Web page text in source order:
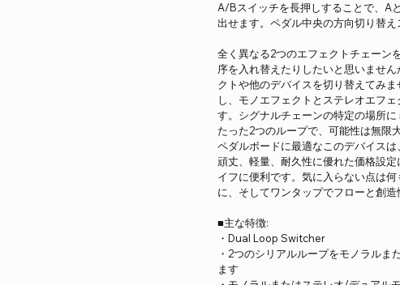
A/Bスイッチを長押しすることで、A
出せます。ペダル中央の方向切り替
全く異なる2つのエフェクトチェーン
序を入れ替えたりしたいと思いませ
クトや他のデバイスを切り替えてみ
し、モノエフェクトとステレオエフ
す。シグナルチェーンの特定の場所
たった2つのループで、可能性は無限
ペダルボードに最適なこのデバイス
頑丈、軽量、耐久性に優れた価格設
イフに便利です。気に入らない点は
に、そしてワンタップでフローと創造
■主な特徴:
・Dual Loop Switcher
・2つのシリアルループをモノラル
ます